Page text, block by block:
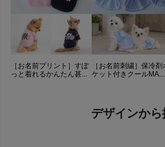
［お名前プリント］すぽ
っと着れるかんたん甚...
［お名前刺繍］保冷剤
ケット付きクールMA...
デザインから